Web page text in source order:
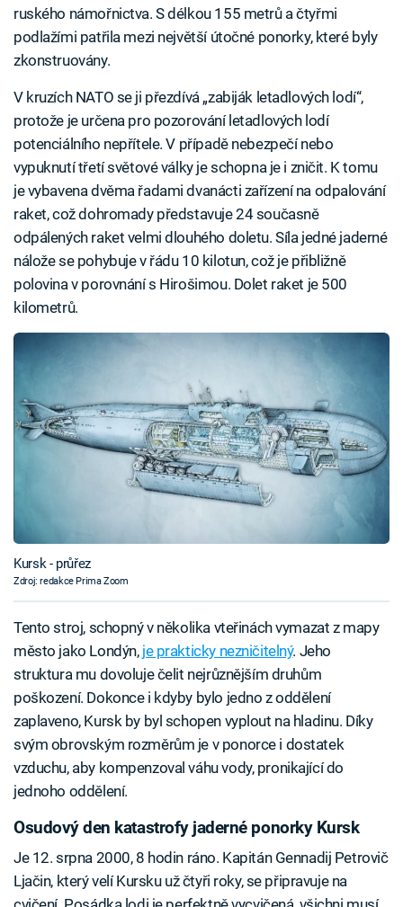
ruského námořnictva. S délkou 155 metrů a čtyřmi
podlažími patřila mezi největší útočné ponorky, které byly
zkonstruovány.
V kruzích NATO se ji přezdívá „zabiják letadlových lodí“,
protože je určena pro pozorování letadlových lodí
potenciálního nepřítele. V případě nebezpečí nebo
vypuknutí třetí světové války je schopna je i zničit. K tomu
je vybavena dvěma řadami dvanácti zařízení na odpalování
raket, což dohromady představuje 24 současně
odpálených raket velmi dlouhého doletu. Síla jedné jaderné
nálože se pohybuje v řádu 10 kilotun, což je přibližně
polovina v porovnání s Hirošimou. Dolet raket je 500
kilometrů.
Kursk - průřez
Zdroj: redakce Prima Zoom
Tento stroj, schopný v několika vteřinách vymazat z mapy
město jako Londýn, je prakticky nezničitelný. Jeho
struktura mu dovoluje čelit nejrůznějším druhům
poškození. Dokonce i kdyby bylo jedno z oddělení
zaplaveno, Kursk by byl schopen vyplout na hladinu. Díky
svým obrovským rozměrům je v ponorce i dostatek
vzduchu, aby kompenzoval váhu vody, pronikající do
jednoho oddělení.
Osudový den katastrofy jaderné ponorky Kursk
Je 12. srpna 2000, 8 hodin ráno. Kapitán Gennadij Petrovič
Ljačin, který velí Kursku už čtyři roky, se připravuje na